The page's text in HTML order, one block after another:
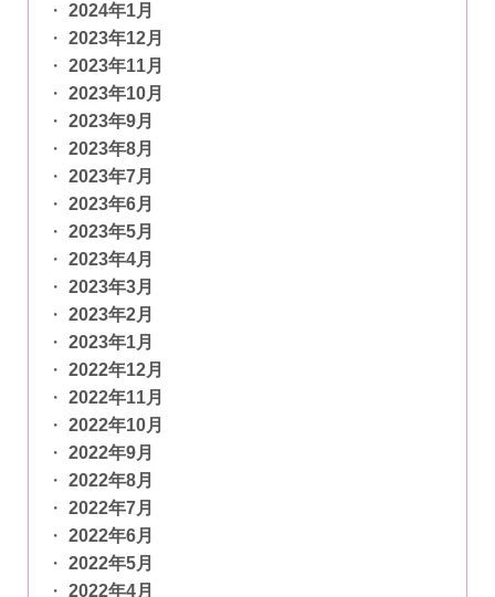
2024年1月
2023年12月
2023年11月
2023年10月
2023年9月
2023年8月
2023年7月
2023年6月
2023年5月
2023年4月
2023年3月
2023年2月
2023年1月
2022年12月
2022年11月
2022年10月
2022年9月
2022年8月
2022年7月
2022年6月
2022年5月
2022年4月